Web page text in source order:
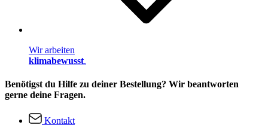
Wir arbeiten
klimabewusst.
Benötigst du Hilfe zu deiner Bestellung? Wir beantworten
gerne deine Fragen.
Kontakt